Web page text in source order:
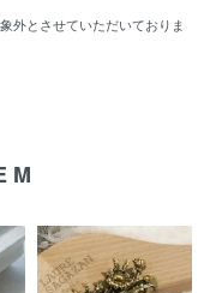
外とさせていただいておりま